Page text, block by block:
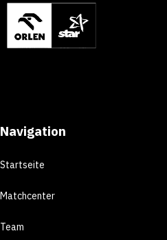
Navigation
Startseite
Matchcenter
Team